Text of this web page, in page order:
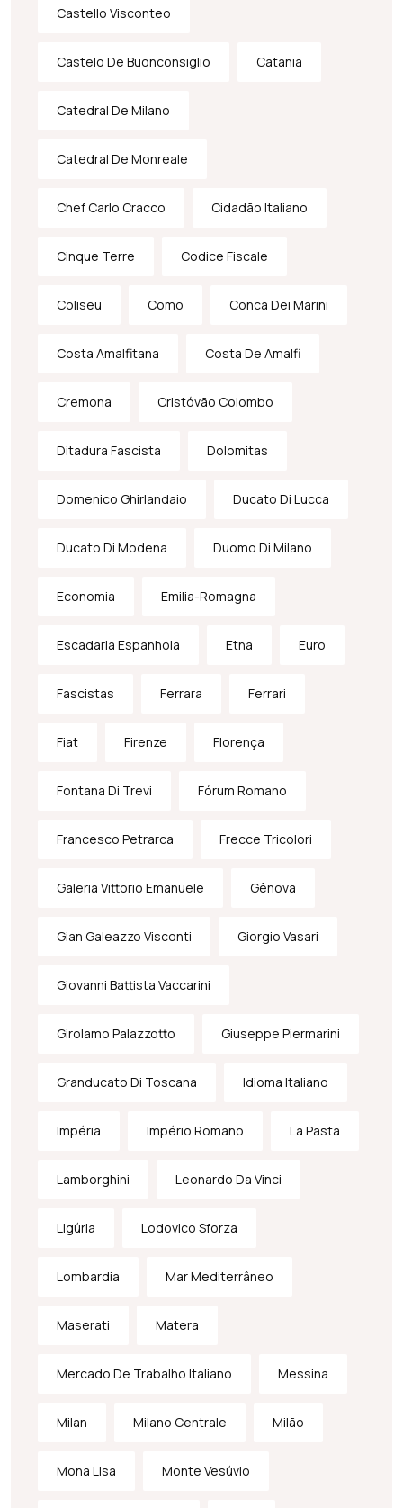
Castello Visconteo
Castelo De Buonconsiglio Catania
Catedral De Milano
Catedral De Monreale
Chef Carlo Cracco Cidadão Italiano
Cinque Terre Codice Fiscale
Coliseu Como Conca Dei Marini
Costa Amalfitana Costa De Amalfi
Cremona Cristóvão Colombo
Ditadura Fascista Dolomitas
Domenico Ghirlandaio Ducato Di Lucca
Ducato Di Modena Duomo Di Milano
Economia Emilia-Romagna
Escadaria Espanhola Etna Euro
Fascistas Ferrara Ferrari
Fiat Firenze Florença
Fontana Di Trevi Fórum Romano
Francesco Petrarca Frecce Tricolori
Galeria Vittorio Emanuele Gênova
Gian Galeazzo Visconti Giorgio Vasari
Giovanni Battista Vaccarini
Girolamo Palazzotto Giuseppe Piermarini
Granducato Di Toscana Idioma Italiano
Impéria Império Romano La Pasta
Lamborghini Leonardo Da Vinci
Ligúria Lodovico Sforza
Lombardia Mar Mediterrâneo
Maserati Matera
Mercado De Trabalho Italiano Messina
Milan Milano Centrale Milão
Mona Lisa Monte Vesúvio